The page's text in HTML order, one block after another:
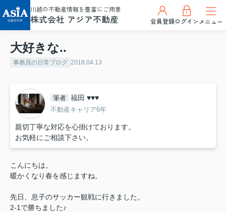
川越の不動産情報を豊富にご用意
株式会社 アジア不動産 会員登録ログインメニュー
大好きな..
事務員の日常ブログ 2018.04.13
筆者 福田 ♥♥♥
不動産キャリア6年
親切丁寧な対応を心掛けております。
お気軽にご相談下さい。
こんにちは。
暖かくなり春を感じますね。
先日、息子のサッカー観戦に行きました。
2-1で勝ちました♪